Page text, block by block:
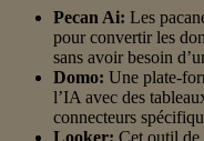
Pecan Ai: Les
pour convertir les
sans avoir besoin
Domo: Une plate-
l’IA avec des
connecteurs
Looker: Cet outil de